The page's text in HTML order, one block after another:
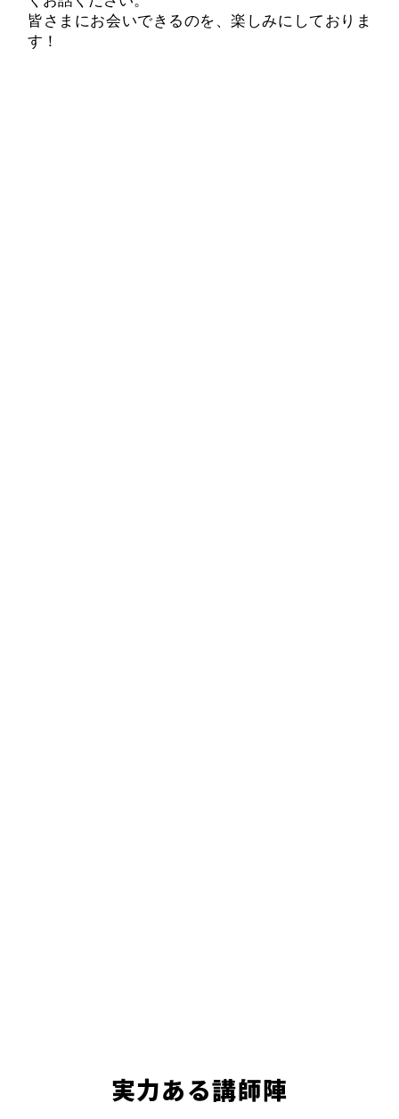
皆さまにお会いできるのを、楽しみにしておりま
す！
実力ある講師陣